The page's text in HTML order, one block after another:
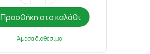
Προσθήκη στο καλάθι
Άμεσα διαθέσιμο